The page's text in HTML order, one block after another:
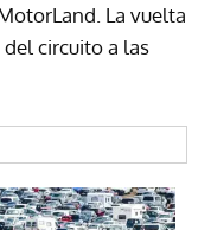
La vuelta
circuito a las